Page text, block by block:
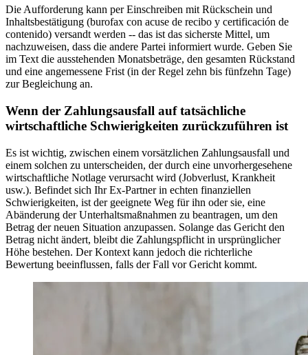
Die Aufforderung kann per Einschreiben mit Rückschein und
Inhaltsbestätigung (burofax con acuse de recibo y certificación de
contenido) versandt werden -- das ist das sicherste Mittel, um
nachzuweisen, dass die andere Partei informiert wurde. Geben Sie
im Text die ausstehenden Monatsbeträge, den gesamten Rückstand
und eine angemessene Frist (in der Regel zehn bis fünfzehn Tage)
zur Begleichung an.
Wenn der Zahlungsausfall auf tatsächliche
wirtschaftliche Schwierigkeiten zurückzuführen ist
Es ist wichtig, zwischen einem vorsätzlichen Zahlungsausfall und
einem solchen zu unterscheiden, der durch eine unvorhergesehene
wirtschaftliche Notlage verursacht wird (Jobverlust, Krankheit
usw.). Befindet sich Ihr Ex-Partner in echten finanziellen
Schwierigkeiten, ist der geeignete Weg für ihn oder sie, eine
Abänderung der Unterhaltsmaßnahmen zu beantragen, um den
Betrag der neuen Situation anzupassen. Solange das Gericht den
Betrag nicht ändert, bleibt die Zahlungspflicht in ursprünglicher
Höhe bestehen. Der Kontext kann jedoch die richterliche
Bewertung beeinflussen, falls der Fall vor Gericht kommt.